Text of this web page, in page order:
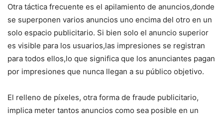
Otra táctica frecuente es el apilamiento de anuncios,donde
se superponen varios anuncios uno encima del otro en un
solo⁤ espacio publicitario. Si bien solo el⁢ anuncio superior
es visible para los ‍usuarios,las impresiones se registran
para‌ todos ellos,lo que significa ​que los anunciantes ‌pagan
por impresiones que ‌nunca llegan a su ‌público objetivo.
El relleno ⁢de píxeles, otra forma de fraude‌ publicitario,
implica meter tantos⁤ anuncios como sea posible​ en un